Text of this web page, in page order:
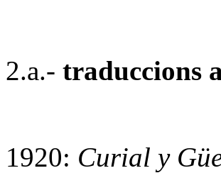
2.a.- traduccions
1920: Curial y